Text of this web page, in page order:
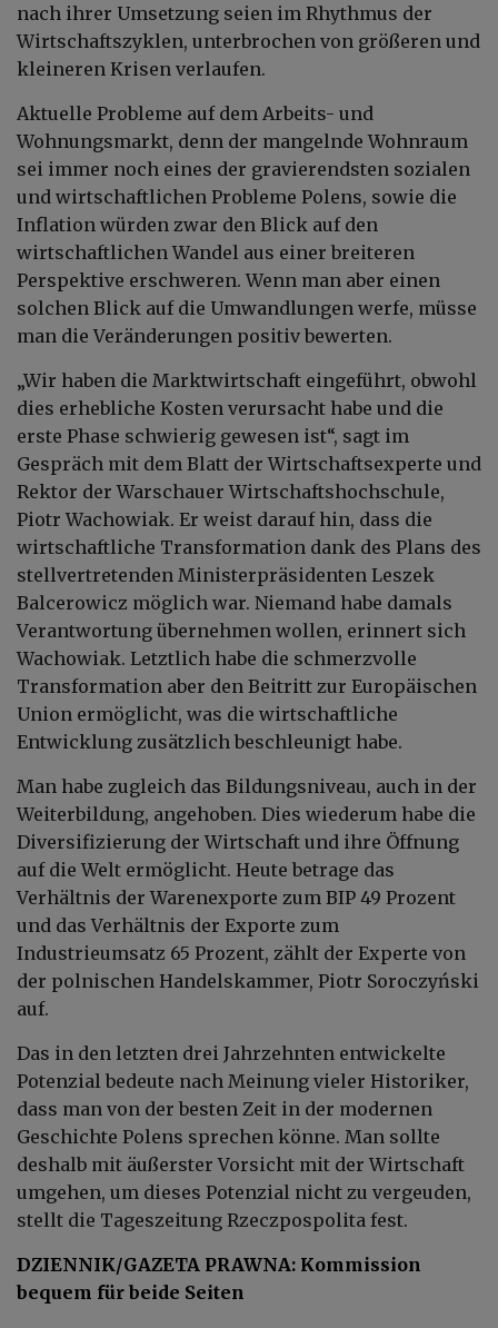
nach ihrer Umsetzung seien im Rhythmus der
Wirtschaftszyklen, unterbrochen von größeren und
kleineren Krisen verlaufen.
Aktuelle Probleme auf dem Arbeits- und
Wohnungsmarkt, denn der mangelnde Wohnraum
sei immer noch eines der gravierendsten sozialen
und wirtschaftlichen Probleme Polens, sowie die
Inflation würden zwar den Blick auf den
wirtschaftlichen Wandel aus einer breiteren
Perspektive erschweren. Wenn man aber einen
solchen Blick auf die Umwandlungen werfe, müsse
man die Veränderungen positiv bewerten.
„Wir haben die Marktwirtschaft eingeführt, obwohl
dies erhebliche Kosten verursacht habe und die
erste Phase schwierig gewesen ist“, sagt im
Gespräch mit dem Blatt der Wirtschaftsexperte und
Rektor der Warschauer Wirtschaftshochschule,
Piotr Wachowiak. Er weist darauf hin, dass die
wirtschaftliche Transformation dank des Plans des
stellvertretenden Ministerpräsidenten Leszek
Balcerowicz möglich war. Niemand habe damals
Verantwortung übernehmen wollen, erinnert sich
Wachowiak. Letztlich habe die schmerzvolle
Transformation aber den Beitritt zur Europäischen
Union ermöglicht, was die wirtschaftliche
Entwicklung zusätzlich beschleunigt habe.
Man habe zugleich das Bildungsniveau, auch in der
Weiterbildung, angehoben. Dies wiederum habe die
Diversifizierung der Wirtschaft und ihre Öffnung
auf die Welt ermöglicht. Heute betrage das
Verhältnis der Warenexporte zum BIP 49 Prozent
und das Verhältnis der Exporte zum
Industrieumsatz 65 Prozent, zählt der Experte von
der polnischen Handelskammer, Piotr Soroczyński
auf.
Das in den letzten drei Jahrzehnten entwickelte
Potenzial bedeute nach Meinung vieler Historiker,
dass man von der besten Zeit in der modernen
Geschichte Polens sprechen könne. Man sollte
deshalb mit äußerster Vorsicht mit der Wirtschaft
umgehen, um dieses Potenzial nicht zu vergeuden,
stellt die Tageszeitung Rzeczpospolita fest.
DZIENNIK/GAZETA PRAWNA: Kommission
bequem für beide Seiten